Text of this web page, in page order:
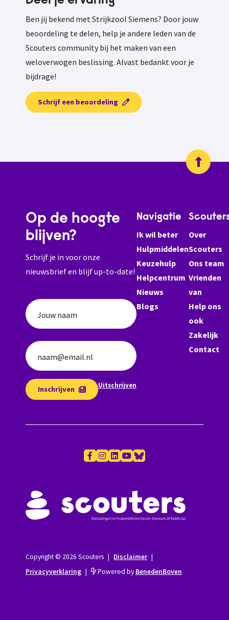
Ben jij bekend met Strijkzool Siemens? Door jouw
beoordeling te delen, help je andere leden van de
Scouters community bij het maken van een
weloverwogen beslissing. Alvast bedankt voor je
bijdrage!
Schrijf een beoordeling
Op de hoogte
blijven?
Schrijf je in voor onze
nieuwsbrief en blijf up-to-date!
Jouw naam
naam@email.nl
Inschrijven Uitschrijven
Navigatie
Ik wil beter
Hulpmiddelen
Keuzehulp
Helpcentrum
Nieuws
Blogs
Over
Scouters
Ons team
Vrienden
van
Help ons
ook
Zakelijk
Contact
Copyright © 2026 Scouters Disclaimer
Privacyverklaring
Powered by BenedenBoven